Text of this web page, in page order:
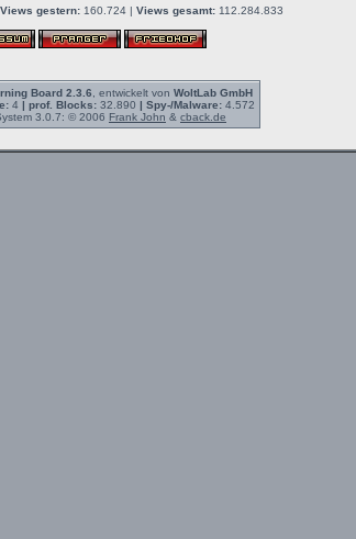
Views gestern: 160.724 | Views gesamt: 112.284.833
Board 2.3.6 , entwickelt von WoltLab GmbH
4 | prof. Blocks:32.890 | Spy-/Malware:4.572
3.0.7: © 2006 Frank John & cback.de